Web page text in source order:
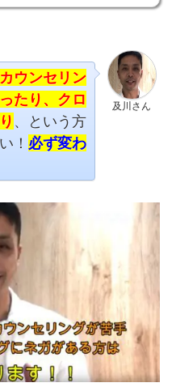
及川さん
カウンセリン
たり、クロ
、という方
！ 必ず変わ